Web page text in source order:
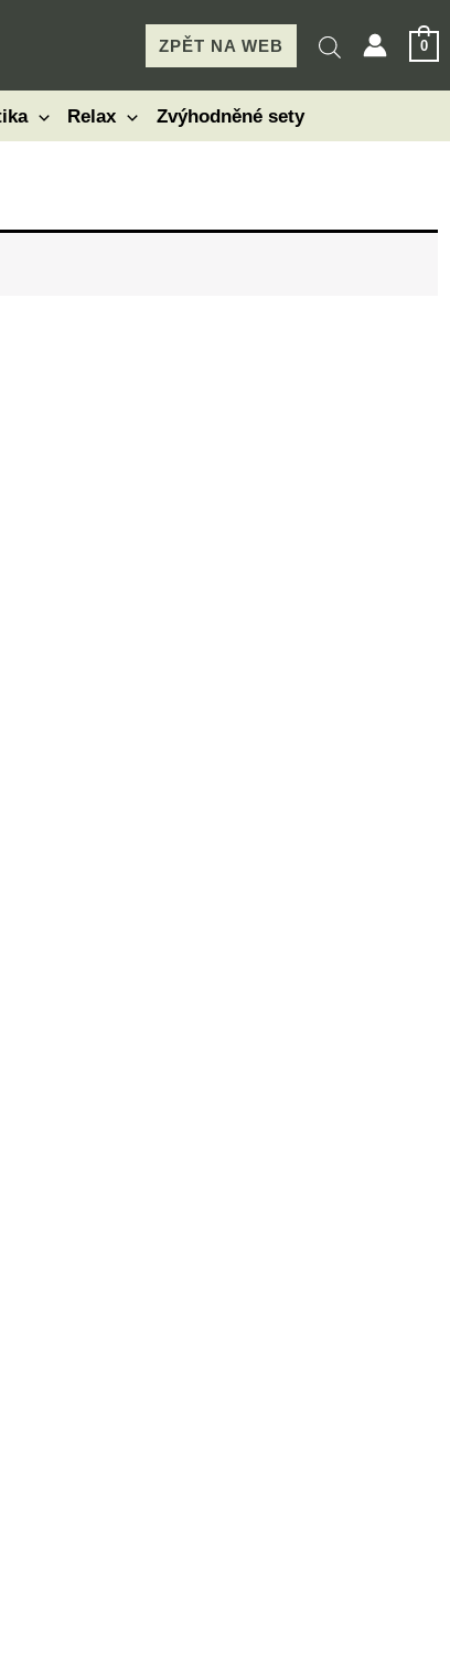
ZPĚT NA WEB 0
Relax Zvýhodněné sety